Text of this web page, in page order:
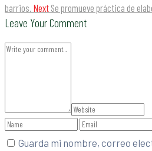
barrios. Next Se promueve práctica de
Leave Your Comment
Guarda mi nombre, correo